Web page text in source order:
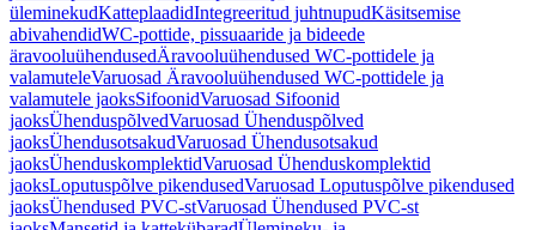
üleminekudKatteplaadidIntegreeritud juhtnupudKäsitsemise
abivahendidWC-pottide, pissuaaride ja bideede
äravooluühendusedÄravooluühendused WC-pottidele ja
valamuteleVaruosad Äravooluühendused WC-pottidele ja
valamutele jaoksSifoonidVaruosad Sifoonid
jaoksÜhenduspõlvedVaruosad Ühenduspõlved
jaoksÜhendusotsakudVaruosad Ühendusotsakud
jaoksÜhenduskomplektidVaruosad Ühenduskomplektid
jaoksLoputuspõlve pikendusedVaruosad Loputuspõlve pikendused
jaoksÜhendused PVC-stVaruosad Ühendused PVC-st